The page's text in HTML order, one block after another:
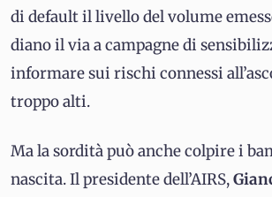
di default il livello del volume
diano il via a campagne di
informare sui rischi connessi
troppo alti.
Ma la sordità può anche colpire i
nascita. Il presidente dell’AIRS,